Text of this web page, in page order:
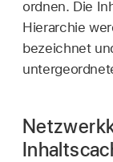
ordnen. Die
Hierarchie
bezeichnet